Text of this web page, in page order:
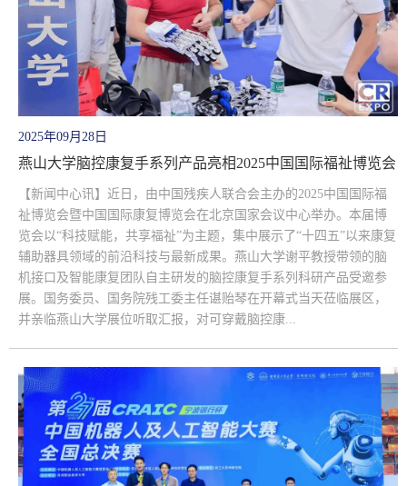
2025年09月28日
燕山大学脑控康复手系列产品亮相2025中国国际福祉博览会
【新闻中心讯】近日，由中国残疾人联合会主办的2025中国国际福
祉博览会暨中国国际康复博览会在北京国家会议中心举办。本届博
览会以“科技赋能，共享福祉”为主题，集中展示了“十四五”以来康复
辅助器具领域的前沿科技与最新成果。燕山大学谢平教授带领的脑
机接口及智能康复团队自主研发的脑控康复手系列科研产品受邀参
展。国务委员、国务院残工委主任谌贻琴在开幕式当天莅临展区，
并亲临燕山大学展位听取汇报，对可穿戴脑控康...